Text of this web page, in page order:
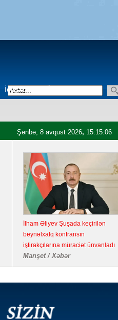
İqtisadiyyat
Şənbə, 8 avqust 2026, 15:15:07
İlham Əliyev Şuşada keçirilən
beynəlxalq konfransın
iştirakçılarına müraciət ünvanladı
Manşet / Xəbər